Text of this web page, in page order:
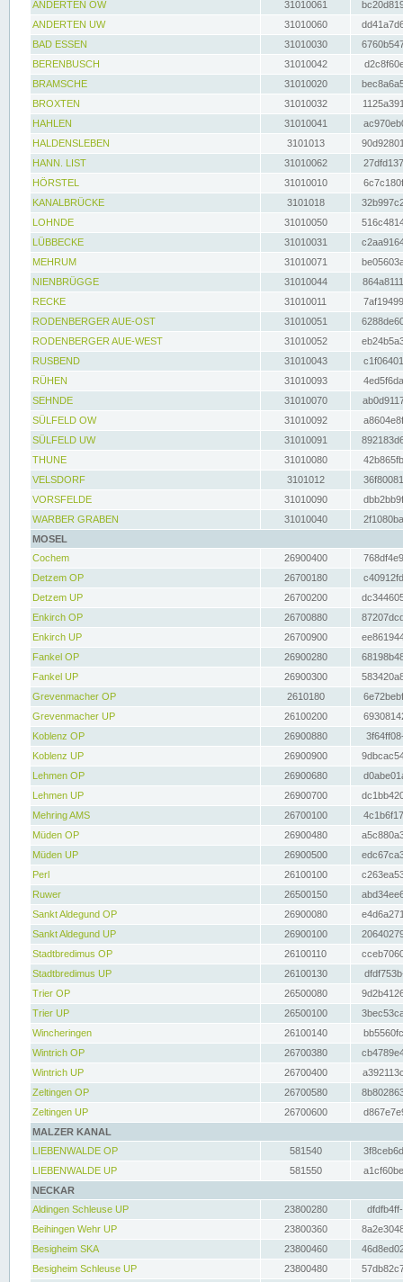
ANDERTEN OW
31010061
ANDERTEN UW
31010060
BAD ESSEN
31010030
BERENBUSCH
31010042
BRAMSCHE
31010020
BROXTEN
31010032
HAHLEN
31010041
HALDENSLEBEN
3101013
HANN. LIST
31010062
HÖRSTEL
31010010
KANALBRÜCKE
3101018
LOHNDE
31010050
LÜBBECKE
31010031
MEHRUM
31010071
NIENBRÜGGE
31010044
RECKE
31010011
RODENBERGER AUE-OST
31010051
RODENBERGER AUE-WEST
31010052
RUSBEND
31010043
RÜHEN
31010093
SEHNDE
31010070
SÜLFELD OW
31010092
SÜLFELD UW
31010091
THUNE
31010080
VELSDORF
3101012
VORSFELDE
31010090
WARBER GRABEN
31010040
MOSEL
Cochem
26900400
Detzem OP
26700180
Detzem UP
26700200
Enkirch OP
26700880
Enkirch UP
26700900
Fankel OP
26900280
Fankel UP
26900300
Grevenmacher OP
2610180
Grevenmacher UP
26100200
Koblenz OP
26900880
Koblenz UP
26900900
Lehmen OP
26900680
Lehmen UP
26900700
Mehring AMS
26700100
Müden OP
26900480
Müden UP
26900500
Perl
26100100
Ruwer
26500150
Sankt Aldegund OP
26900080
Sankt Aldegund UP
26900100
Stadtbredimus OP
26100110
Stadtbredimus UP
26100130
Trier OP
26500080
Trier UP
26500100
Wincheringen
26100140
Wintrich OP
26700380
Wintrich UP
26700400
Zeltingen OP
26700580
Zeltingen UP
26700600
MALZER KANAL
LIEBENWALDE OP
581540
LIEBENWALDE UP
581550
NECKAR
Aldingen Schleuse UP
23800280
Beihingen Wehr UP
23800360
Besigheim SKA
23800460
Besigheim Schleuse UP
23800480